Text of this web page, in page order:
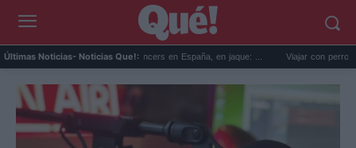
Últimas Noticias- Noticias Que!:
La regulación de influencers en España, en jaque: ... Viajar con perro en